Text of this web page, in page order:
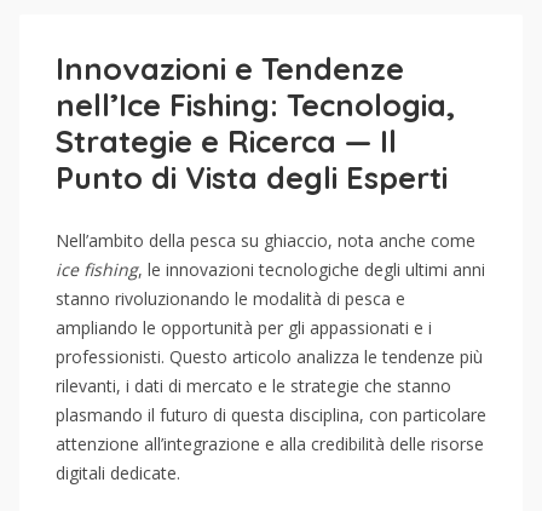
Innovazioni e Tendenze
nell’Ice Fishing: Tecnologia,
Strategie e Ricerca — Il
Punto di Vista degli Esperti
Nell’ambito della pesca su ghiaccio, nota anche come
ice fishing, le innovazioni tecnologiche degli ultimi anni
stanno rivoluzionando le modalità di pesca e
ampliando le opportunità per gli appassionati e i
professionisti. Questo articolo analizza le tendenze più
rilevanti, i dati di mercato e le strategie che stanno
plasmando il futuro di questa disciplina, con particolare
attenzione all’integrazione e alla credibilità delle risorse
digitali dedicate.